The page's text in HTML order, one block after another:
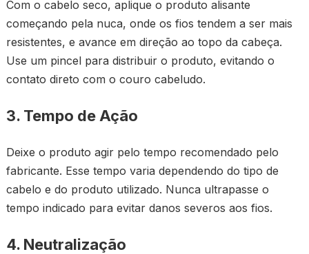
Com o cabelo seco, aplique o produto alisante
começando pela nuca, onde os fios tendem a ser mais
resistentes, e avance em direção ao topo da cabeça.
Use um pincel para distribuir o produto, evitando o
contato direto com o couro cabeludo.
3. Tempo de Ação
Deixe o produto agir pelo tempo recomendado pelo
fabricante. Esse tempo varia dependendo do tipo de
cabelo e do produto utilizado. Nunca ultrapasse o
tempo indicado para evitar danos severos aos fios.
4. Neutralização